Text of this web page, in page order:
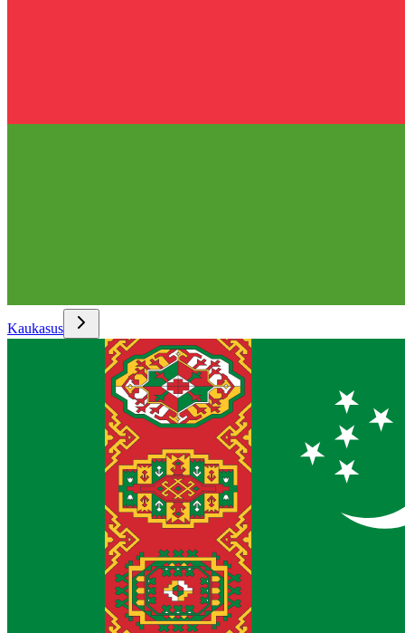
Kaukasus